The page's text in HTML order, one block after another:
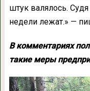
штук валялось.
недели лежат.» —
В комментариях
такие меры